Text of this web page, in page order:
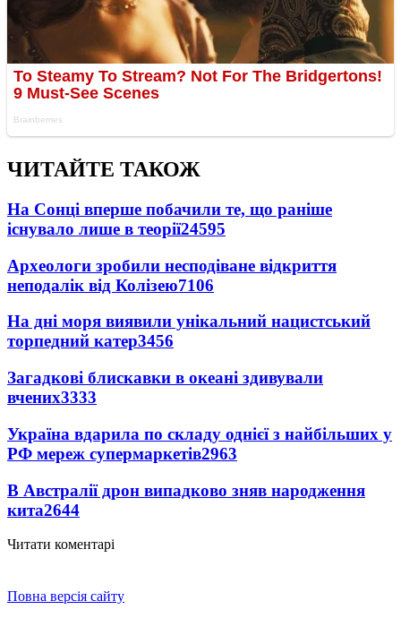
ЧИТАЙТЕ ТАКОЖ
На Сонці вперше побачили те, що раніше
існувало лише в теорії24595
Археологи зробили несподіване відкриття
неподалік від Колізею7106
На дні моря виявили унікальний нацистський
торпедний катер3456
Загадкові блискавки в океані здивували
вчених3333
Україна вдарила по складу однієї з найбільших у
РФ мереж супермаркетів2963
В Австралії дрон випадково зняв народження
кита2644
Читати коментарі
Повна версія сайту